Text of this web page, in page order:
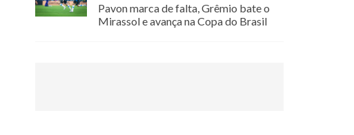
Pavon marca de falta, Grêmio bate o
Mirassol e avança na Copa do Brasil